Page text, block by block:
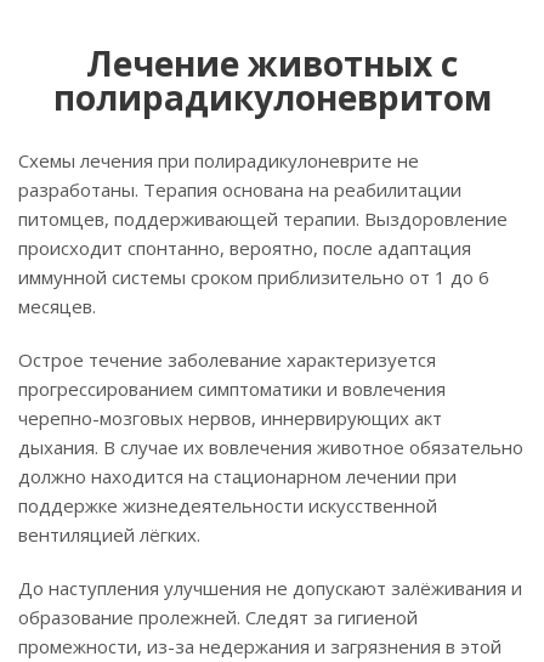
Лечение животных с
полирадикулоневритом
Схемы лечения при полирадикулоневрите не
разработаны. Терапия основана на реабилитации
питомцев, поддерживающей терапии. Выздоровление
происходит спонтанно, вероятно, после адаптация
иммунной системы сроком приблизительно от 1 до 6
месяцев.
Острое течение заболевание характеризуется
прогрессированием симптоматики и вовлечения
черепно-мозговых нервов, иннервирующих акт
дыхания. В случае их вовлечения животное обязательно
должно находится на стационарном лечении при
поддержке жизнедеятельности искусственной
вентиляцией лёгких.
До наступления улучшения не допускают залёживания и
образование пролежней. Следят за гигиеной
промежности, из-за недержания и загрязнения в этой